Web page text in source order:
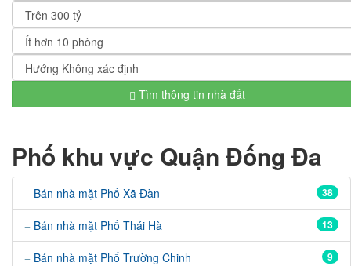
Tìm thông tin nhà đất
Phố khu vực Quận Đống Đa
38
Bán nhà mặt Phố Xã Đàn
13
Bán nhà mặt Phố Thái Hà
9
Bán nhà mặt Phố Trường Chinh